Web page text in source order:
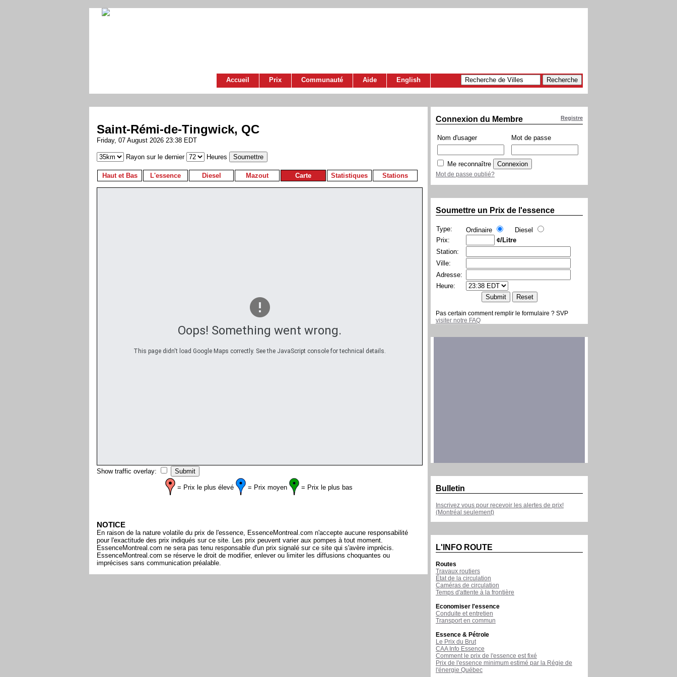
Accueil Prix Communauté Aide English
Saint-Rémi-de-Tingwick, QC
Friday, 07 August 2026 23:38 EDT
Rayon sur le dernier Heures
Haut et Bas L'essence Diesel Mazout Carte Statistiques Stations
Oops! Something went wrong.
This page didn't load Google Maps correctly. See the JavaScript console for technical details.
Show traffic overlay:
= Prix le plus élevé = Prix moyen = Prix le plus bas
NOTICE
En raison de la nature volatile du prix de l'essence, EssenceMontreal.com n'accepte aucune responsabilité
pour l'exactitude des prix indiqués sur ce site. Les prix peuvent varier aux pompes à tout moment.
EssenceMontreal.com ne sera pas tenu responsable d'un prix signalé sur ce site qui s'avère imprécis.
EssenceMontreal.com se réserve le droit de modifier, enlever ou limiter les diffusions choquantes ou
imprécises sans communication préalable.
Registre
Connexion du Membre
Nom d'usager Mot de passe
Me reconnaître
Mot de passe oublié?
Soumettre un Prix de l'essence
Type: Ordinaire
Diesel
Prix:
¢/Litre
Station:
Ville:
Adresse:
Heure:
Pas certain comment remplir le formulaire ? SVP
visiter notre FAQ
Bulletin
Inscrivez vous pour recevoir les alertes de prix!
(Montréal seulement)
L'INFO ROUTE
Routes
Travaux routiers
État de la circulation
Caméras de circulation
Temps d'attente à la frontière
Economiser l'essence
Conduite et entretien
Transport en commun
Essence & Pétrole
Le Prix du Brut
CAA Info Essence
Comment le prix de l'essence est fixé
Prix de l'essence minimum estimé par la Régie de
l'énergie Québec